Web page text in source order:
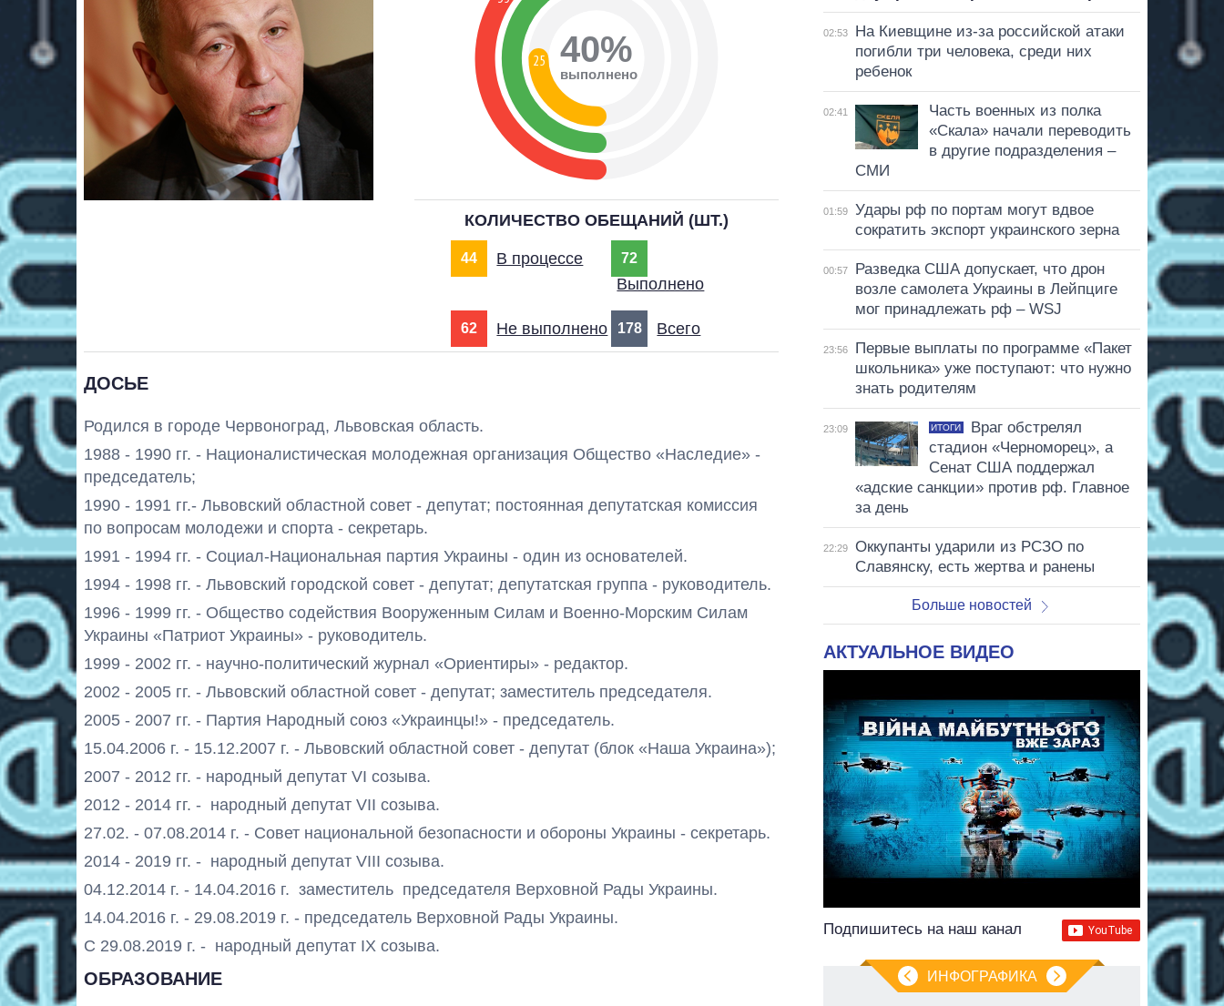
ДОСЬЕ
Родился в городе Червоноград, Львовская область.
1988 - 1990 гг. - Националистическая молодежная организация Общество «Наследие» -
председатель;
1990 - 1991 гг.- Львовский областной совет - депутат; постоянная депутатская комиссия
по вопросам молодежи и спорта - секретарь.
1991 - 1994 гг. - Социал-Национальная партия Украины - один из основателей.
1994 - 1998 гг. - Львовский городской совет - депутат; депутатская группа - руководитель.
1996 - 1999 гг. - Общество содействия Вооруженным Силам и Военно-Морским Силам
Украины «Патриот Украины» - руководитель.
1999 - 2002 гг. - научно-политический журнал «Ориентиры» - редактор.
2002 - 2005 гг. - Львовский областной совет - депутат; заместитель председателя.
2005 - 2007 гг. - Партия Народный союз «Украинцы!» - председатель.
15.04.2006 г. - 15.12.2007 г. - Львовский областной совет - депутат (блок «Наша Украина»);
2007 - 2012 гг. - народный депутат VI созыва.
2012 - 2014 гг. - народный депутат VII созыва.
27.02. - 07.08.2014 г. - Совет национальной безопасности и обороны Украины - секретарь.
2014 - 2019 гг. - народный депутат VIII созыва.
04.12.2014 г. - 14.04.2016 г. заместитель председателя Верховной Рады Украины.
14.04.2016 г. - 29.08.2019 г. - председатель Верховной Рады Украины.
С 29.08.2019 г. - народный депутат IХ созыва.
ОБРАЗОВАНИЕ
25 40%
выполнено
КОЛИЧЕСТВО ОБЕЩАНИЙ (ШТ.)
44 В процессе 72
Выполнено
62 Не выполнено 178 Всего
02:53
На Киевщине из-за российской атаки
погибли три человека, среди них
ребенок
02:41
Часть военных из полка
«Скала» начали переводить
в другие подразделения –
СМИ
01:59
Удары рф по портам могут вдвое
сократить экспорт украинского зерна
00:57
Разведка США допускает, что дрон
возле самолета Украины в Лейпциге
мог принадлежать рф – WSJ
23:56
Первые выплаты по программе «Пакет
школьника» уже поступают: что нужно
знать родителям
23:09 ИТОГИ
Враг обстрелял
стадион «Черноморец», а
Сенат США поддержал
«адские санкции» против рф. Главное
за день
22:29
Оккупанты ударили из РСЗО по
Славянску, есть жертва и ранены
Больше новостей
АКТУАЛЬНОЕ ВИДЕО
Подпишитесь на наш канал
ИНФОГРАФИКА